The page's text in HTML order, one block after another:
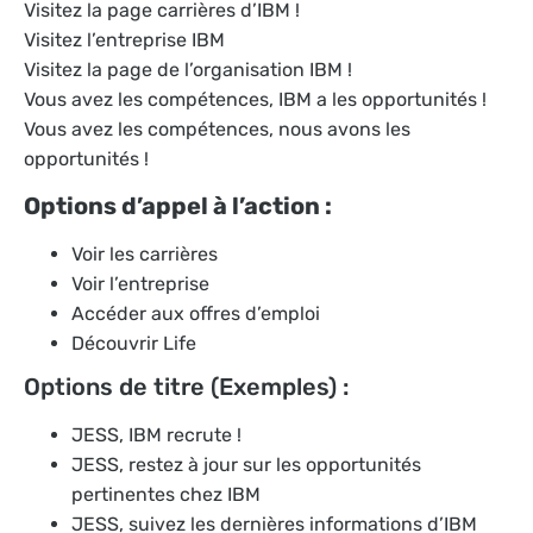
Visitez la page carrières d’IBM !
Visitez l’entreprise IBM
Visitez la page de l’organisation IBM !
Vous avez les compétences, IBM a les opportunités !
Vous avez les compétences, nous avons les
opportunités !
Options d’appel à l’action :
Voir les carrières
Voir l’entreprise
Accéder aux offres d’emploi
Découvrir Life
Options de titre (Exemples) :
JESS, IBM recrute !
JESS, restez à jour sur les opportunités
pertinentes chez IBM
JESS, suivez les dernières informations d’IBM